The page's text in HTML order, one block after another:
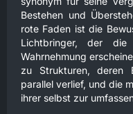
Bestehen und
rote Faden ist die
Lichtbringer, der
Wahrnehmung
zu Strukturen, deren
parallel verlief, und die
ihrer selbst zur